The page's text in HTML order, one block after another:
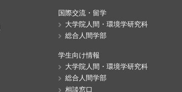
国際交流・留学
大学院人間・環境学研究科
総合人間学部
学生向け情報
大学院人間・環境学研究科
総合人間学部
相談窓口